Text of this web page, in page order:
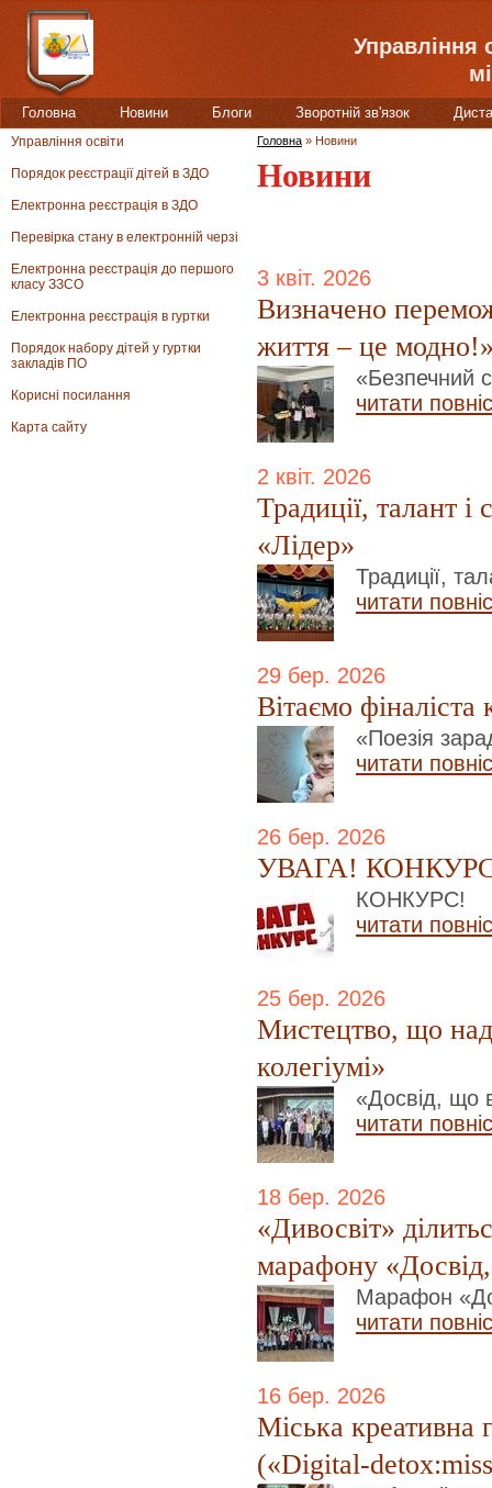
Управління
Головна Новини Блоги Зворотній зв'язок
Управління освіти
Порядок реєстрації дітей в ЗДО
Електронна реєстрація в ЗДО
Перевірка стану в електронній черзі
Електронна реєстрація до першого
класу ЗЗСО
Електронна реєстрація в гуртки
Порядок набору дітей у гуртки
закладів ПО
Корисні посилання
Карта сайту
Головна » Новини
Новини
3 квіт. 2026
Визначено
життя – це
«Безпечний
читати
2 квіт. 2026
Традиції, талант
«Лідер»
Традиції,
читати
29 бер. 2026
Вітаємо
«Поезія
читати
26 бер. 2026
УВАГА!
КОНКУРС!
читати
25 бер. 2026
Мистецтво, що
колегіумі»
«Досвід, що
читати
18 бер. 2026
«Дивосвіт»
марафону
Марафон
читати
16 бер. 2026
Міська креативна
(«Digital-